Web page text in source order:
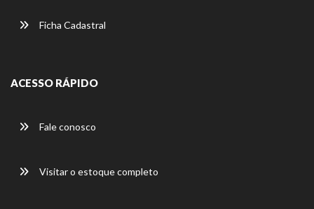
Ficha Cadastral
ACESSO RÁPIDO
Fale conosco
Visitar o estoque completo